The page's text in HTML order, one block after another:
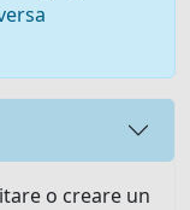
o creare un